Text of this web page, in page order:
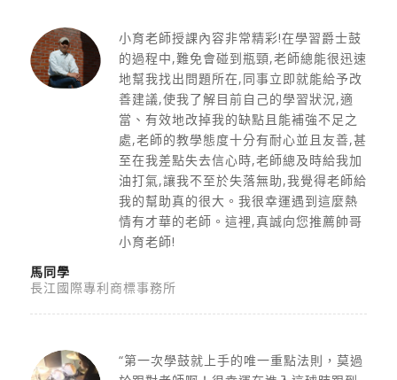
小育老師授課內容非常精彩!在學習爵士鼓
的過程中,難免會碰到瓶頸,老師總能很迅速
地幫我找出問題所在,同事立即就能給予改
善建議,使我了解目前自己的學習狀況,適
當、有效地改掉我的缺點且能補強不足之
處,老師的教學態度十分有耐心並且友善,甚
至在我差點失去信心時,老師總及時給我加
油打氣,讓我不至於失落無助,我覺得老師給
我的幫助真的很大。我很幸運遇到這麼熱
情有才華的老師。這裡,真誠向您推薦帥哥
小育老師!
馬同學
長江國際專利商標事務所
“第一次學鼓就上手的唯一重點法則，莫過